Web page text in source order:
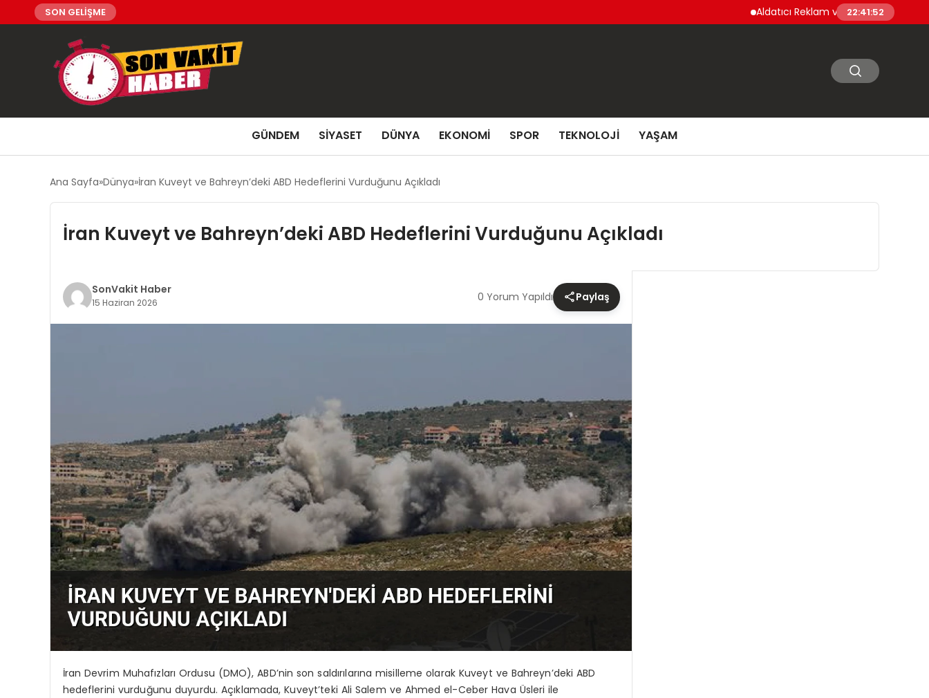
SON GELİŞME Aldatıcı Reklam ve Uygulamalara Yeni
22:41:53
GÜNDEM SIYASET DÜNYA EKONOMI SPOR TEKNOLOJI YAŞAM
Ana Sayfa Dünya İran Kuveyt ve Bahreyn’deki ABD Hedeflerini Vurduğunu Açıkladı
İran Kuveyt ve Bahreyn’deki ABD Hedeflerini Vurduğunu Açıkladı
SonVakit Haber
15 Haziran 2026 0 Yorum Yapıldı Paylaş
İran Devrim Muhafızları Ordusu (DMO), ABD’nin son saldırılarına misilleme olarak Kuveyt ve Bahreyn’deki ABD
hedeflerini vurduğunu duyurdu. Açıklamada, Kuveyt’teki Ali Salem ve Ahmed el-Ceber Hava Üsleri ile